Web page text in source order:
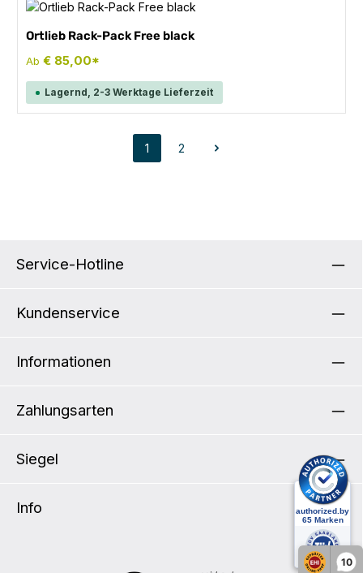
10
Ortlieb Rack-Pack Free black
Ab€ 85,00*
Lagernd, 2-3 Werktage Lieferzeit
Seite
1
Seite
2
Service-Hotline
Kundenservice
Informationen
Zahlungsarten
Siegel
Info